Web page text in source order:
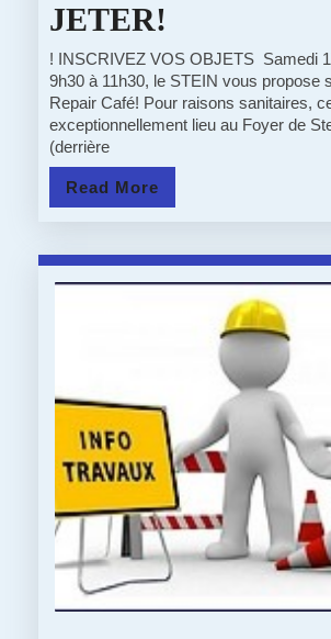
JETER!
:
REPAIR
CAFE:
RÉPARER
PLUTÔT
QUE
JETER!
! INSCRIVEZ VOS OBJETS Samedi
9h30 à 11h30, le STEIN vous propose
Repair Café! Pour raisons sanitaires,
exceptionnellement lieu au Foyer de
(derrière
Read More
More